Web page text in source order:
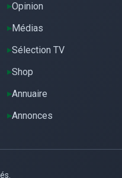
Opinion
Médias
Sélection TV
Shop
Annuaire
Annonces